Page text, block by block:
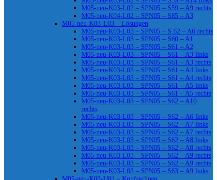
M05-neu-K03-L02 – SPN05 – S59 – A9 rechts
M05-neu-K04-L02 – SPN05 – S85 – A3
M05-neu-K03-L03 – Lösungen
M05-neu-K03-L03 – SPN05 – S 62 – A6 rechts
M05-neu-K03-L03 – SPN05 – S60 – A1
M05-neu-K03-L03 – SPN05 – S61 – A2
M05-neu-K03-L03 – SPN05 – S61 – A3 links
M05-neu-K03-L03 – SPN05 – S61 – A3 rechts
M05-neu-K03-L03 – SPN05 – S61 – A4 links
M05-neu-K03-L03 – SPN05 – S61 – A4 rechts
M05-neu-K03-L03 – SPN05 – S61 – A5 links
M05-neu-K03-L03 – SPN05 – S61 – A5 rechts
M05-neu-K03-L03 – SPN05 – S62 – A10
rechts
M05-neu-K03-L03 – SPN05 – S62 – A6 links
M05-neu-K03-L03 – SPN05 – S62 – A7 links
M05-neu-K03-L03 – SPN05 – S62 – A7 rechts
M05-neu-K03-L03 – SPN05 – S62 – A8 links
M05-neu-K03-L03 – SPN05 – S62 – A8 rechts
M05-neu-K03-L03 – SPN05 – S62 – A9 rechts
M05-neu-K03-L03 – SPN05 – S62 – A9 rechts
M05-neu-K03-L03 – SPN05 – S63 – A9 links